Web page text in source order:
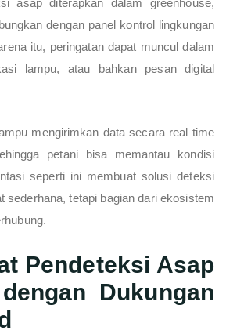
asap diterapkan dalam greenhouse,
dengan panel kontrol lingkungan
itu, peringatan dapat muncul dalam
lampu, atau bahkan pesan digital
mengirimkan data secara real time
petani bisa memantau kondisi
seperti ini membuat solusi deteksi
sederhana, tetapi bagian dari ekosistem
Pendeteksi Asap
Dukungan